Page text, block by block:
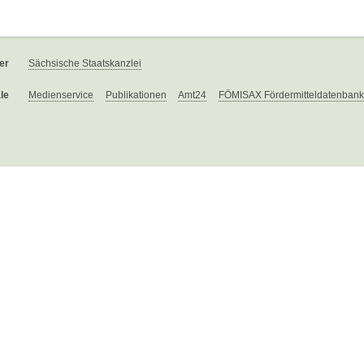
Sächsische Staatskanzlei
Medienservice Publikationen Amt24 FÖMISAX Fördermitteldatenbank